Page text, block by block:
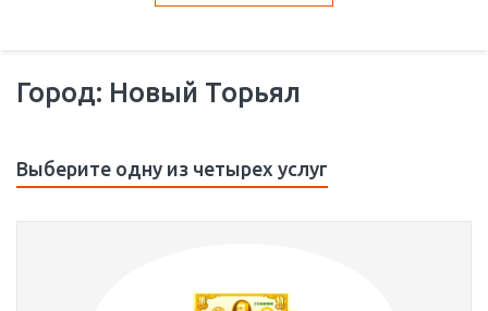
Город: Новый Торьял
Выберите одну из четырех услуг